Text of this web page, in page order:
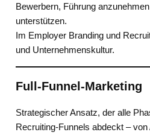
Bewerbern, Führung
unterstützen.
Im Employer Branding und
und Unternehmenskultur.
Full-Funnel-Marketing
Strategischer Ansatz, der alle
Recruiting-Funnels abdeckt –